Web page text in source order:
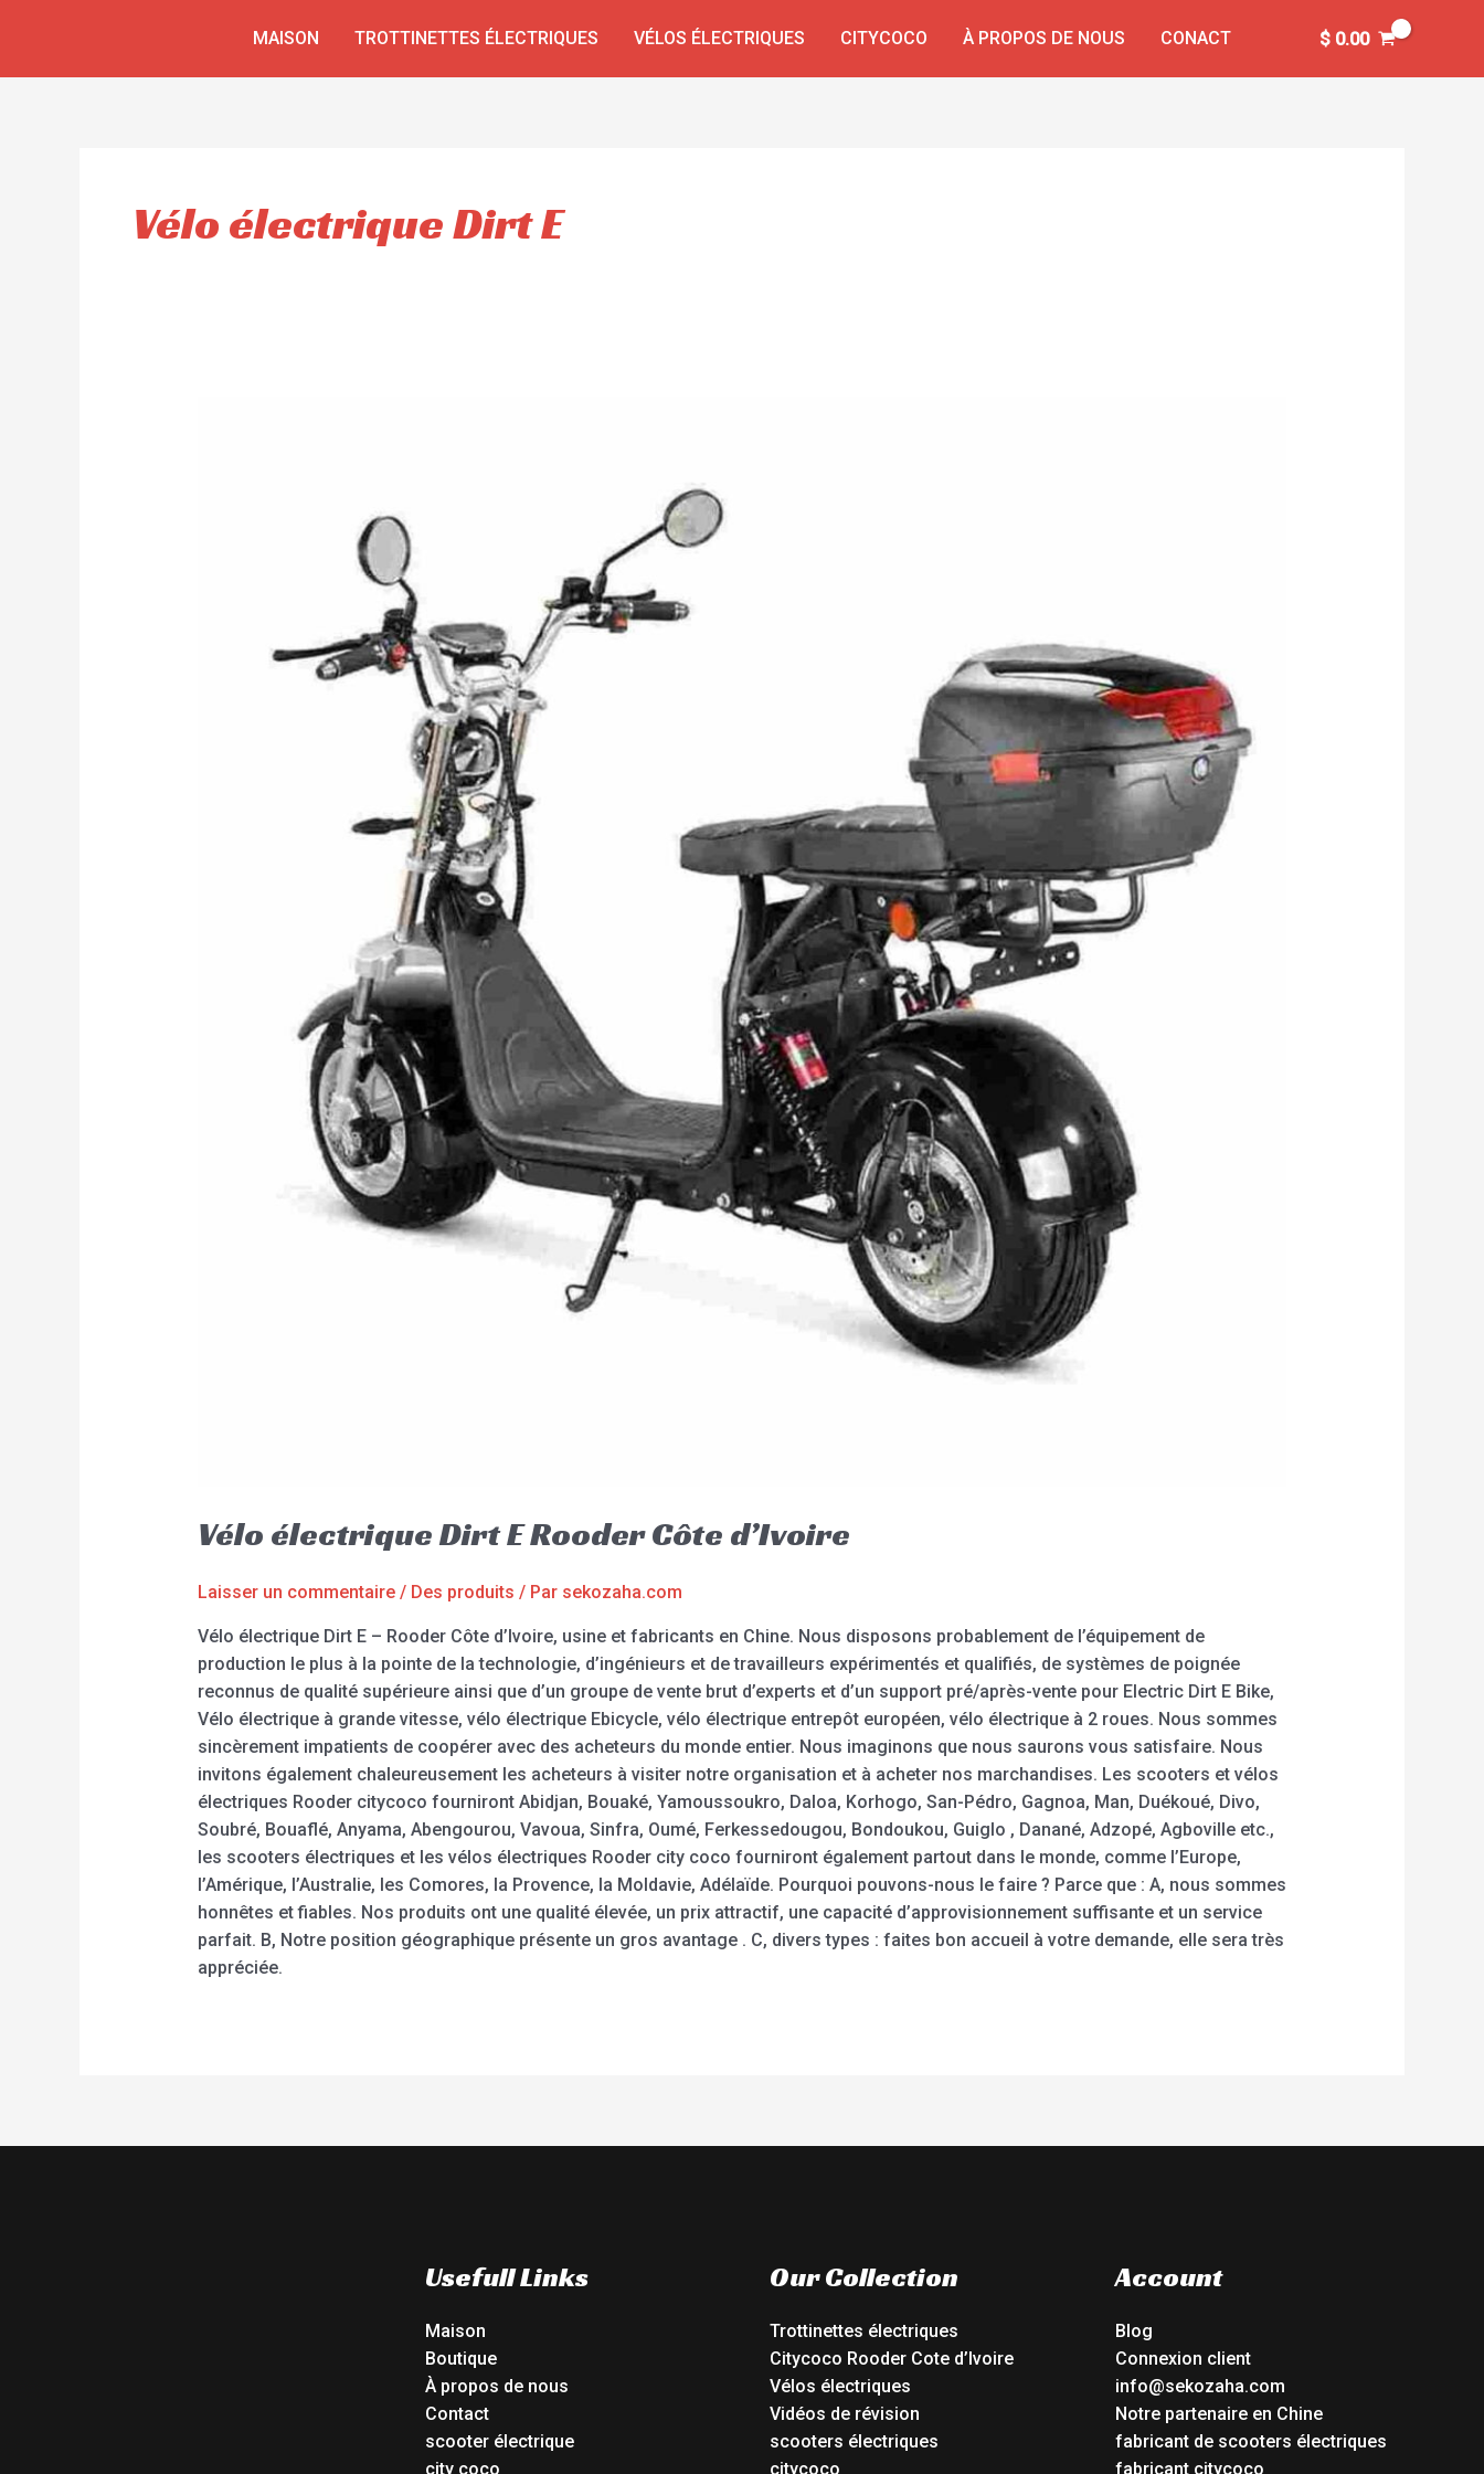
MAISON TROTTINETTES ÉLECTRIQUES VÉLOS ÉLECTRIQUES CITYCOCO À PROPOS DE NOUS CONACT $0.00
Vélo électrique Dirt E
Vélo électrique Dirt E Rooder Côte d’Ivoire
Laisser un commentaire / Des produits / Par sekozaha.com
Vélo électrique Dirt E – Rooder Côte d’Ivoire, usine et fabricants en Chine. Nous disposons probablement de l’équipement de
production le plus à la pointe de la technologie, d’ingénieurs et de travailleurs expérimentés et qualifiés, de systèmes de poignée
reconnus de qualité supérieure ainsi que d’un groupe de vente brut d’experts et d’un support pré/après-vente pour Electric Dirt E Bike,
Vélo électrique à grande vitesse, vélo électrique Ebicycle, vélo électrique entrepôt européen, vélo électrique à 2 roues. Nous sommes
sincèrement impatients de coopérer avec des acheteurs du monde entier. Nous imaginons que nous saurons vous satisfaire. Nous
invitons également chaleureusement les acheteurs à visiter notre organisation et à acheter nos marchandises. Les scooters et vélos
électriques Rooder citycoco fourniront Abidjan, Bouaké, Yamoussoukro, Daloa, Korhogo, San-Pédro, Gagnoa, Man, Duékoué, Divo,
Soubré, Bouaflé, Anyama, Abengourou, Vavoua, Sinfra, Oumé, Ferkessedougou, Bondoukou, Guiglo , Danané, Adzopé, Agboville etc.,
les scooters électriques et les vélos électriques Rooder city coco fourniront également partout dans le monde, comme l’Europe,
l’Amérique, l’Australie, les Comores, la Provence, la Moldavie, Adélaïde. Pourquoi pouvons-nous le faire ? Parce que : A, nous sommes
honnêtes et fiables. Nos produits ont une qualité élevée, un prix attractif, une capacité d’approvisionnement suffisante et un service
parfait. B, Notre position géographique présente un gros avantage . C, divers types : faites bon accueil à votre demande, elle sera très
appréciée.
Usefull Links
Maison
Boutique
À propos de nous
Contact
scooter électrique
city coco
Our Collection
Trottinettes électriques
Citycoco Rooder Cote d’Ivoire
Vélos électriques
Vidéos de révision
scooters électriques
citycoco
Account
Blog
Connexion client
info@sekozaha.com
Notre partenaire en Chine
fabricant de scooters électriques
fabricant citycoco